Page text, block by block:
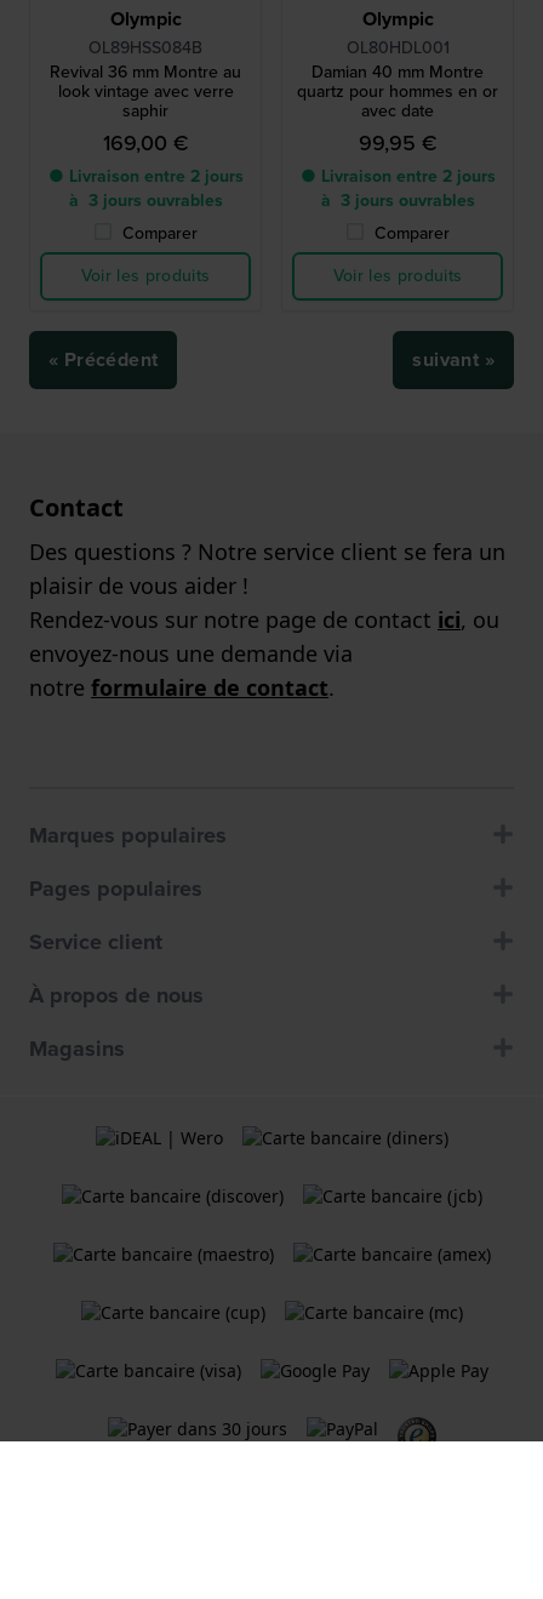
Olympic
OL89HSS084B
Revival 36 mm Montre au
look vintage avec verre
saphir
169,00 €
● Livraison entre 2 jours
à 3 jours ouvrables
Comparer
Voir les produits
Olympic
OL80HDL001
Damian 40 mm Montre
quartz pour hommes en or
avec date
99,95 €
● Livraison entre 2 jours
à 3 jours ouvrables
Comparer
Voir les produits
« Précédent suivant »
Contact
Des questions ? Notre service client se fera un
plaisir de vous aider !
Rendez-vous sur notre page de contact ici, ou
envoyez-nous une demande via
notre formulaire de contact.
Marques populaires
Pages populaires
Service client
À propos de nous
Magasins